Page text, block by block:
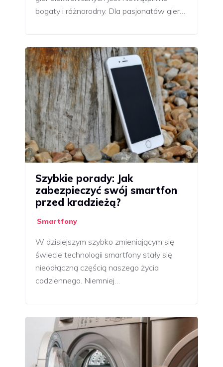
bogaty i różnorodny. Dla pasjonatów gier…
Szybkie porady: Jak
zabezpieczyć swój smartfon
przed kradzieżą?
Smartfony
W dzisiejszym szybko zmieniającym się
świecie technologii smartfony stały się
nieodłączną częścią naszego życia
codziennego. Niemniej…